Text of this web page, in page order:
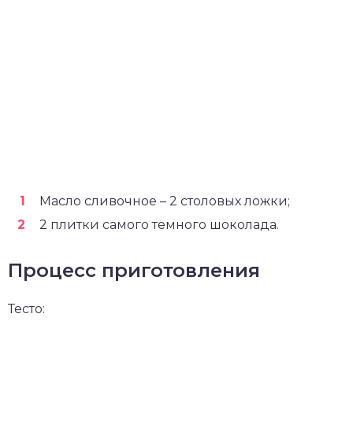
Масло сливочное – 2 столовых ложки;
2 плитки самого темного шоколада.
Процесс приготовления
Тесто: